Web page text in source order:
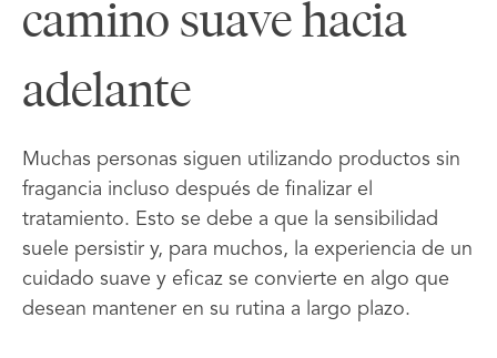
camino suave hacia
adelante
Muchas personas siguen utilizando productos sin
fragancia incluso después de finalizar el
tratamiento. Esto se debe a que la sensibilidad
suele persistir y, para muchos, la experiencia de un
cuidado suave y eficaz se convierte en algo que
desean mantener en su rutina a largo plazo.